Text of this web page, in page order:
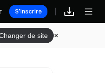
S’inscrire
de site